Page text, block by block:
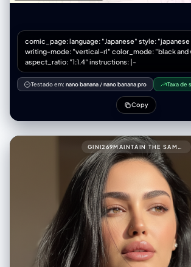
out his giant claymore sword just to point at a bento box. -
magazine. Alex looks comically dejected. - Text/FX: Manager's angry
bubble "剣をしまうんだよ！". Sharp "スパン！" (slap
negative_prompt: - single illustration, square image, landscape
orientation - panels arranged horizontally, grid layout (2x2) - modern
clean digital art, anime style - bright
comic_page: language: "Japanese" style: "japanese shonen manga"
writing-mode: "vertical-rl" color_mode: "black and white"
aspect_ratio: "1:1.4" instructions: |-
Testado em: nano banana/nano banana pro Taxa de
Copy
GINI269MAINTAIN THE SAME FACE AND PERSON (USE ATTACHED PHOTO FOR ACCURATE FACE